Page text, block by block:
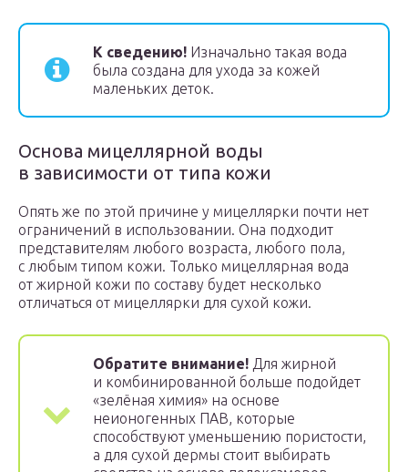
К сведению! Изначально такая вода
была создана для ухода за кожей
маленьких деток.
Основа мицеллярной воды
в зависимости от типа кожи
Опять же по этой причине у мицеллярки почти нет
ограничений в использовании. Она подходит
представителям любого возраста, любого пола,
с любым типом кожи. Только мицеллярная вода
от жирной кожи по составу будет несколько
отличаться от мицеллярки для сухой кожи.
Обратите внимание! Для жирной
и комбинированной больше подойдет
«зелёная химия» на основе
неионогенных ПАВ, которые
способствуют уменьшению пористости,
а для сухой дермы стоит выбирать